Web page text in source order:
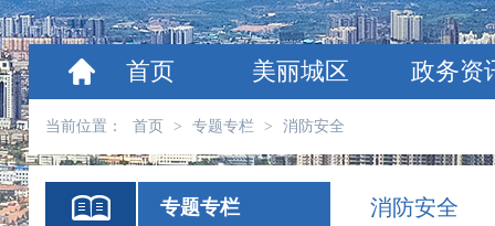
首页 美丽城区 政务资
当前位置： 首页 > 专题专栏 > 消防安全
专题专栏 消防安全